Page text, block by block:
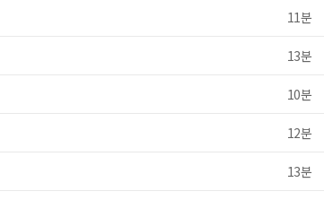
11분
13분
10분
12분
13분